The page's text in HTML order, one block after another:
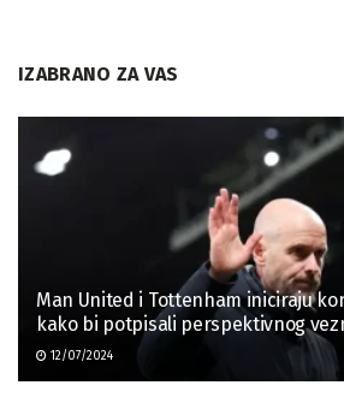
IZABRANO ZA VAS
Man United i Tottenham iniciraju
kako bi potpisali perspektivnog
12/07/2024